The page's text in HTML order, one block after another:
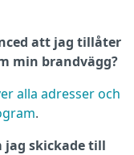
att jag tillåter
min brandvägg?
alla adresser och
.
jag skickade till